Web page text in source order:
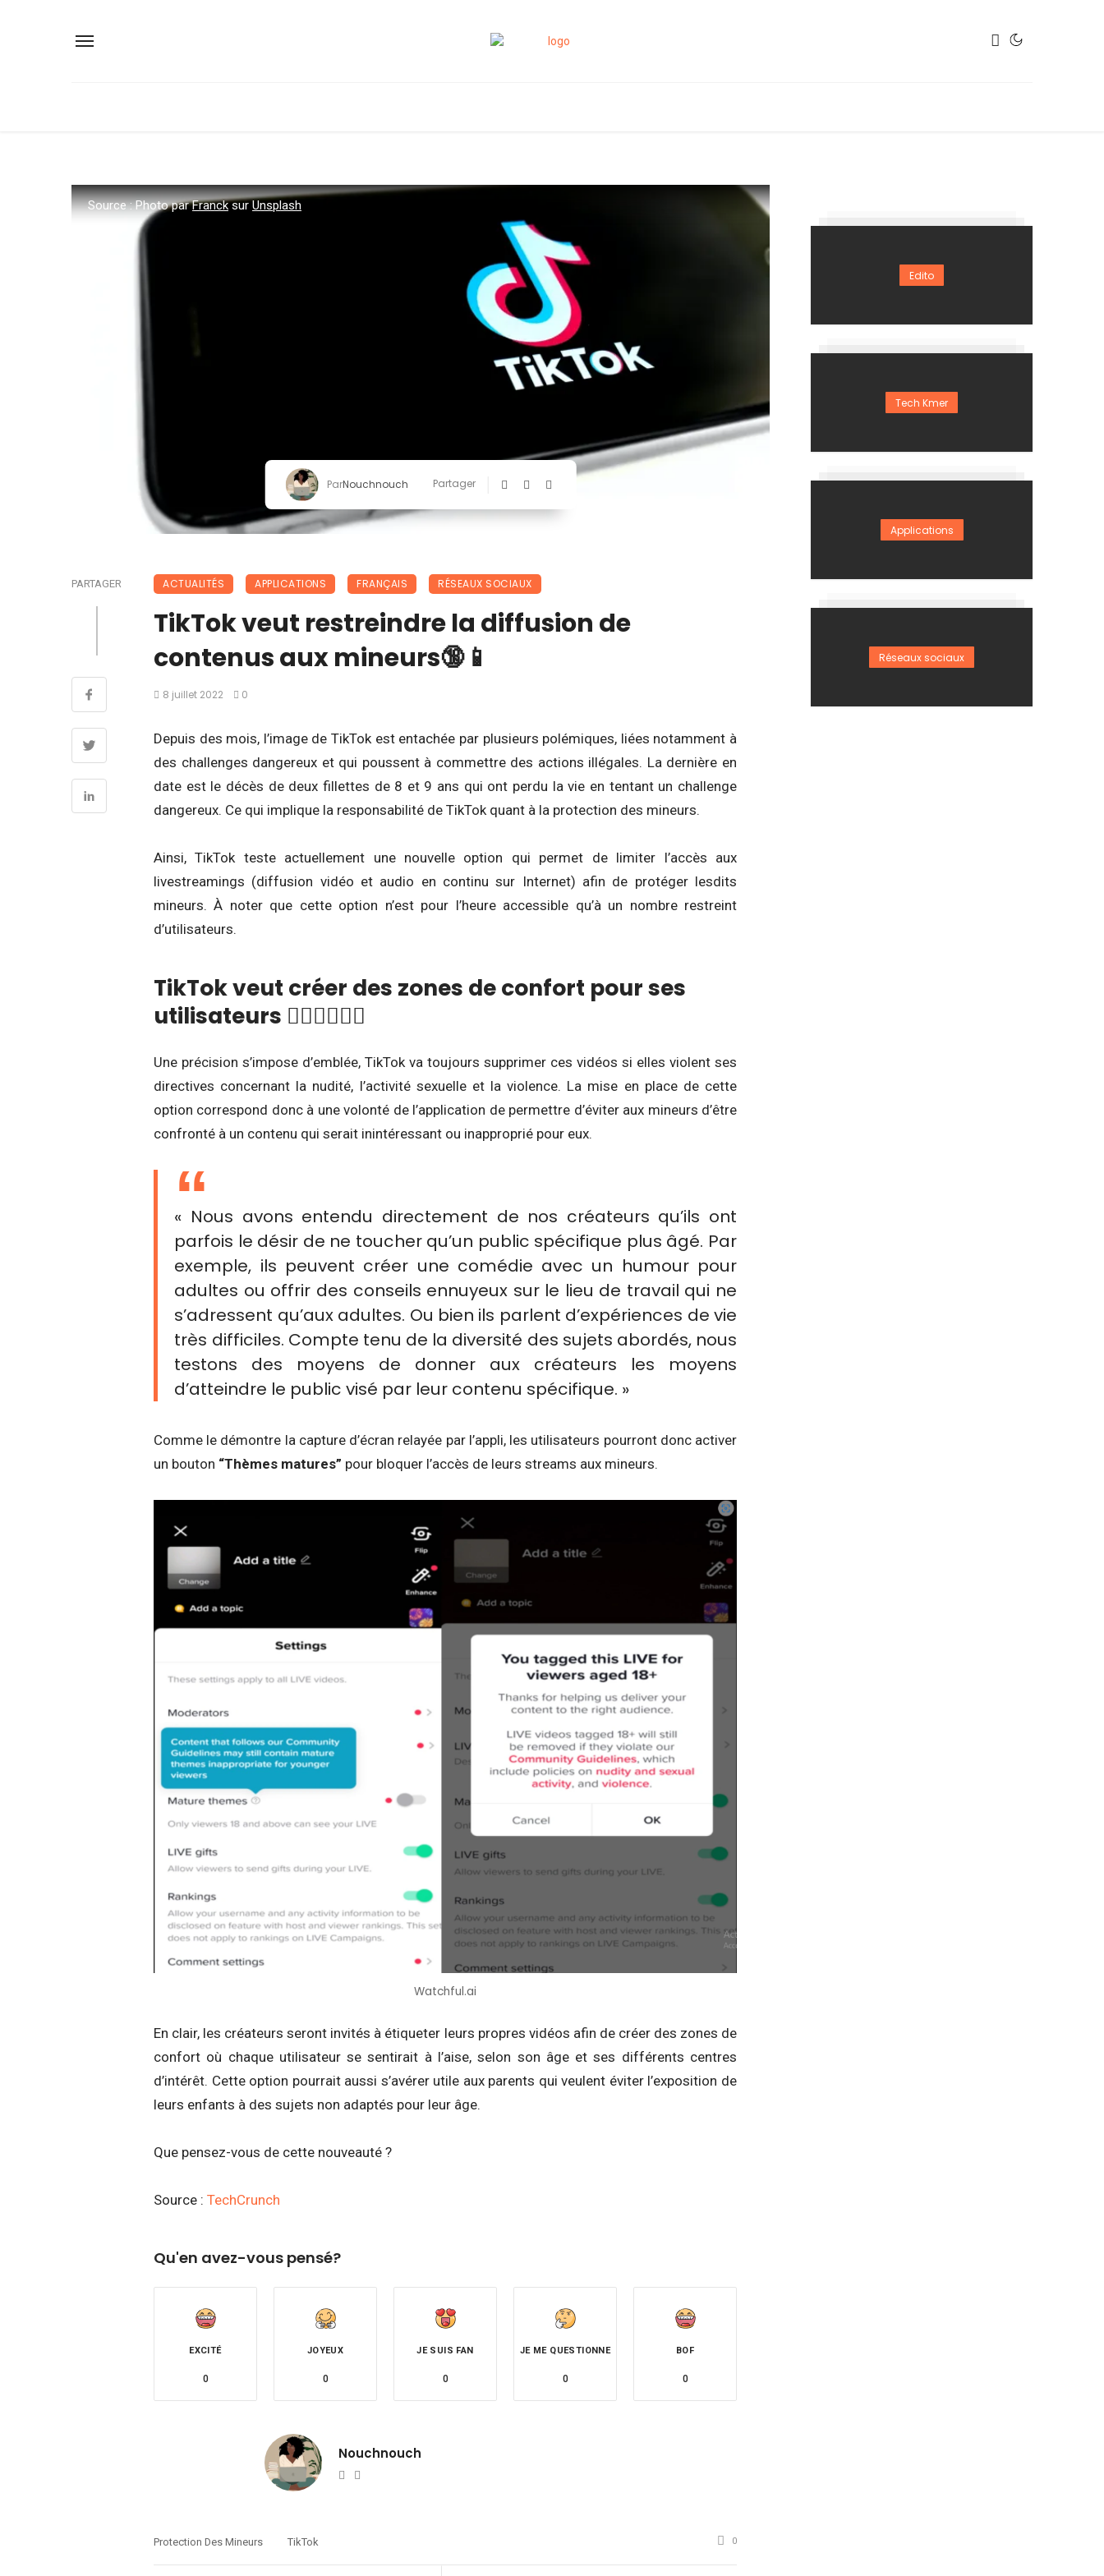
Source : Photo parFrancksurUnsplash
ParNouchnouch Partager
PARTAGER ACTUALITÉS APPLICATIONS FRANÇAIS RÉSEAUX SOCIAUX
TikTok veut restreindre la diffusion de
contenus aux mineurs🔞📱
8 juillet 2022 0
Depuis des mois, l’image de TikTok est entachée par plusieurs polémiques, liées notamment à
des challenges dangereux et qui poussent à commettre des actions illégales. La dernière en
date est le décès de deux fillettes de 8 et 9 ans qui ont perdu la vie en tentant un challenge
dangereux. Ce qui implique la responsabilité de TikTok quant à la protection des mineurs.
Ainsi, TikTok teste actuellement une nouvelle option qui permet de limiter l’accès aux
livestreamings (diffusion vidéo et audio en continu sur Internet) afin de protéger lesdits
mineurs. À noter que cette option n’est pour l’heure accessible qu’à un nombre restreint
d’utilisateurs.
TikTok veut créer des zones de confort pour ses
utilisateurs 🧘🏾‍♀️🧘🏾‍♂️
Une précision s’impose d’emblée, TikTok va toujours supprimer ces vidéos si elles violent ses
directives concernant la nudité, l’activité sexuelle et la violence. La mise en place de cette
option correspond donc à une volonté de l’application de permettre d’éviter aux mineurs d’être
confronté à un contenu qui serait inintéressant ou inapproprié pour eux.
« Nous avons entendu directement de nos créateurs qu’ils ont
parfois le désir de ne toucher qu’un public spécifique plus âgé. Par
exemple, ils peuvent créer une comédie avec un humour pour
adultes ou offrir des conseils ennuyeux sur le lieu de travail qui ne
s’adressent qu’aux adultes. Ou bien ils parlent d’expériences de vie
très difficiles. Compte tenu de la diversité des sujets abordés, nous
testons des moyens de donner aux créateurs les moyens
d’atteindre le public visé par leur contenu spécifique. »
Comme le démontre la capture d’écran relayée par l’appli, les utilisateurs pourront donc activer
un bouton “Thèmes matures” pour bloquer l’accès de leurs streams aux mineurs.
Watchful.ai
En clair, les créateurs seront invités à étiqueter leurs propres vidéos afin de créer des zones de
confort où chaque utilisateur se sentirait à l’aise, selon son âge et ses différents centres
d’intérêt. Cette option pourrait aussi s’avérer utile aux parents qui veulent éviter l’exposition de
leurs enfants à des sujets non adaptés pour leur âge.
Que pensez-vous de cette nouveauté ?
Source : TechCrunch
Qu'en avez-vous pensé?
EXCITÉ
0
JOYEUX
0
JE SUIS FAN
0
JE ME QUESTIONNE
0
BOF
0
Nouchnouch
Website
Protection Des Mineurs TikTok 0
Edito
Tech Kmer
Applications
Réseaux sociaux